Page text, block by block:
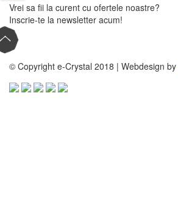
Vrei sa fii la curent cu ofertele noastre?
Inscrie-te la newsletter acum!
© Copyright e-Crystal 2018 | Webdesign by